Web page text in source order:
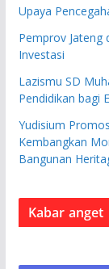
Upaya
Pemprov Jateng
Investasi
Lazismu SD
Pendidikan bagi
Yudisium
Kembangkan
Bangunan
Kabar anget